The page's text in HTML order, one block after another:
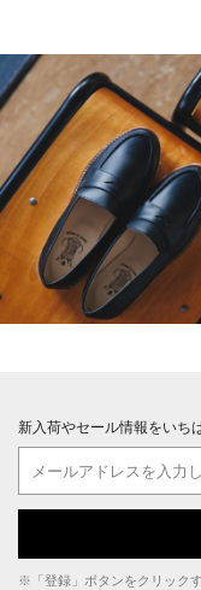
新入荷やセール情報をいち
※「登録」ボタンをクリックす